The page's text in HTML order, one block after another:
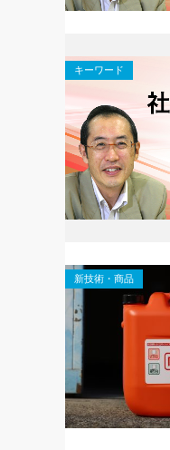
キーワード
新技術・商品